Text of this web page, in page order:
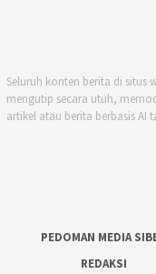
Seluruh konten berita di situs
mengutip secara utuh,
artikel atau berita berbasis AI
PEDOMAN MEDIA
REDAKSI